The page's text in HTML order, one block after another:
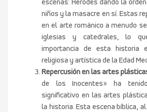
escenas: Herodes dando la
niños y la masacre en sí. Estas
en el arte románico a menudo
iglesias y catedrales, lo
importancia de esta historia
religiosa y artística de la Edad
Repercusión en las artes
de los Inocentes» ha
significativo en las artes
la historia. Esta escena bíblica,